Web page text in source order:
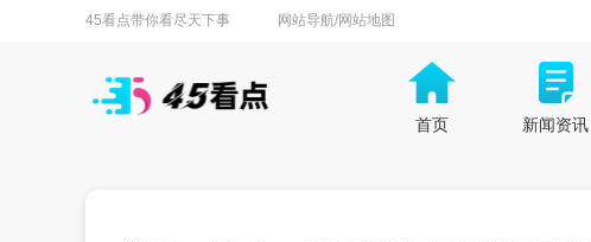
45看点带你看尽天下事 网站导航/网站地图
首页 新闻资讯